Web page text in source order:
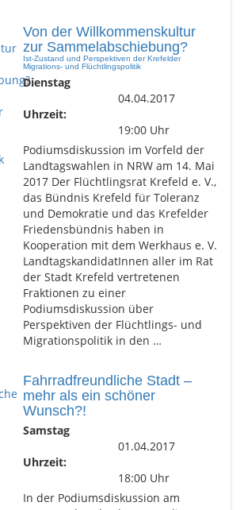
Von der Willkommenskultur
zur Sammelabschiebung?
Ist-Zustand und Perspektiven der Krefelder
Migrations- und Flüchtlingspolitik
Dienstag
04.04.2017
Uhrzeit:
19:00 Uhr
Podiumsdiskussion im Vorfeld der
Landtagswahlen in NRW am 14. Mai
2017 Der Flüchtlingsrat Krefeld e. V.,
das Bündnis Krefeld für Toleranz
und Demokratie und das Krefelder
Friedensbündnis haben in
Kooperation mit dem Werkhaus e. V.
LandtagskandidatInnen aller im Rat
der Stadt Krefeld vertretenen
Fraktionen zu einer
Podiumsdiskussion über
Perspektiven der Flüchtlings- und
Migrationspolitik in den …
Fahrradfreundliche Stadt –
mehr als ein schöner
Wunsch?!
Samstag
01.04.2017
Uhrzeit:
18:00 Uhr
In der Podiumsdiskussion am